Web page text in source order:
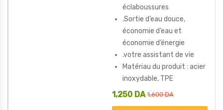
éclaboussures
.Sortie d’eau douce,
économie d’eau et
économie d’énergie
.votre assistant de vie
Matériau du produit : acier
inoxydable, TPE
1,600DA
1,250 DA